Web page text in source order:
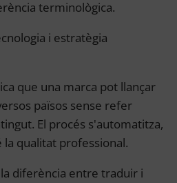
terminològica.
i estratègia
que una marca pot llançar
països sense refer
El procés s'automatitza,
qualitat professional.
diferència entre traduir i